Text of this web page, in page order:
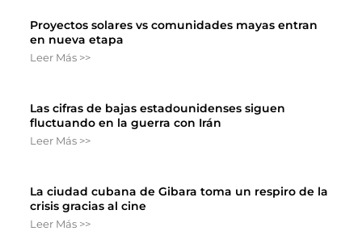
Proyectos solares vs comunidades mayas entran
en nueva etapa
Leer Más >>
Las cifras de bajas estadounidenses siguen
fluctuando en la guerra con Irán
Leer Más >>
La ciudad cubana de Gibara toma un respiro de la
crisis gracias al cine
Leer Más >>